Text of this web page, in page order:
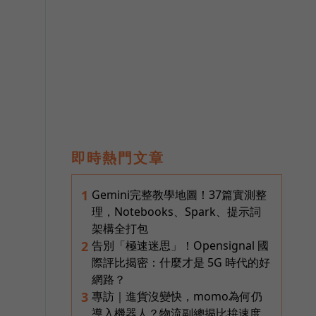
即時熱門文章
1 Gemini完整教學地圖！37篇實測整
理，Notebooks、Spark、提示詞
架構全打包
2 告別「極速迷思」！Opensignal 國
際評比揭密：什麼才是 5G 時代的好
網路？
3 專訪｜進貨沒變快，momo為何仍